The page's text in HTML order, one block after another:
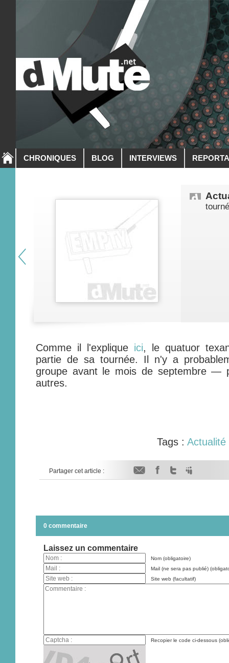
CHRONIQUES BLOG INTERVIEWS
Comme il l'explique ici, le quatuor
partie de sa tournée. Il n'y a
groupe avant le mois de septembre —
autres.
Tags : Actualité
Partager cet article :
0 commentaire
Laissez un commentaire
Nom (obligatoire)
Mail (ne sera pas publié)
Site web (facultatif)
Recopier le code ci-dessous